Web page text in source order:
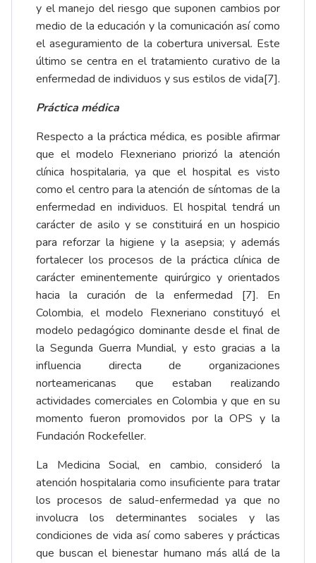
y el manejo del riesgo que suponen cambios por
medio de la educación y la comunicación así como
el aseguramiento de la cobertura universal. Este
último se centra en el tratamiento curativo de la
enfermedad de individuos y sus estilos de vida[7].
Práctica médica
Respecto a la práctica médica, es posible afirmar
que el modelo Flexneriano priorizó la atención
clínica hospitalaria, ya que el hospital es visto
como el centro para la atención de síntomas de la
enfermedad en individuos. El hospital tendrá un
carácter de asilo y se constituirá en un hospicio
para reforzar la higiene y la asepsia; y además
fortalecer los procesos de la práctica clínica de
carácter eminentemente quirúrgico y orientados
hacia la curación de la enfermedad [7]. En
Colombia, el modelo Flexneriano constituyó el
modelo pedagógico dominante desde el final de
la Segunda Guerra Mundial, y esto gracias a la
influencia directa de organizaciones
norteamericanas que estaban realizando
actividades comerciales en Colombia y que en su
momento fueron promovidos por la OPS y la
Fundación Rockefeller.
La Medicina Social, en cambio, consideró la
atención hospitalaria como insuficiente para tratar
los procesos de salud-enfermedad ya que no
involucra los determinantes sociales y las
condiciones de vida así como saberes y prácticas
que buscan el bienestar humano más allá de la